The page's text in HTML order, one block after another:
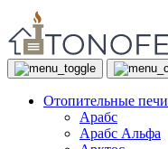
Отопительные печи
Арабс
Арабс Альфа